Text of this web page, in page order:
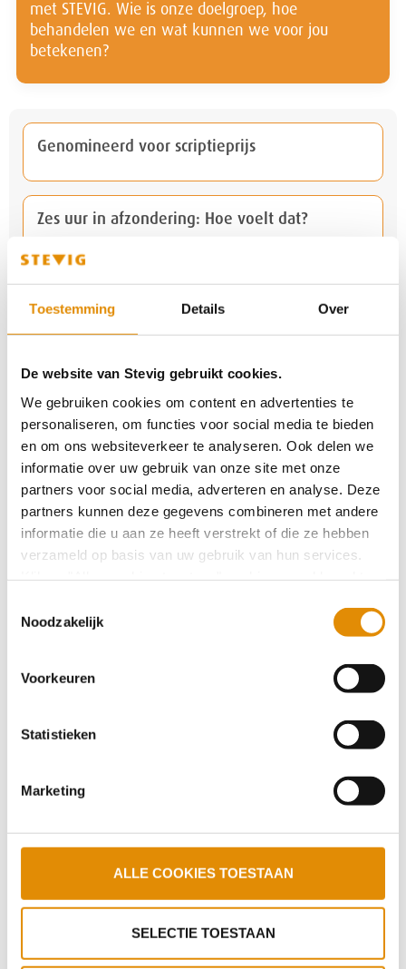
Toestemming Details Over
De website van Stevig gebruikt cookies.
We gebruiken cookies om content en advertenties te
personaliseren, om functies voor social media te bieden
en om ons websiteverkeer te analyseren. Ook delen we
informatie over uw gebruik van onze site met onze
partners voor social media, adverteren en analyse. Deze
partners kunnen deze gegevens combineren met andere
informatie die u aan ze heeft verstrekt of die ze hebben
verzameld op basis van uw gebruik van hun services.
Op onze privacypagina kunt u meer lezen over onze
cookies en via de cookie-instellingen button linksonder op
onze website kan je je toestemming op elk moment
wijzigen.
Noodzakelijk
Voorkeuren
Statistieken
Marketing
ALLE COOKIES TOESTAAN
SELECTIE TOESTAAN
Genomineerd voor scriptieprijs
Zes uur in afzondering: Hoe voelt dat?
Verlenging certificaat Keurmerkinstituut
door Laura: Niet zo feestige feestdagen
Sociaal netwerk is cruciaal in een behandeling
Symposium LVB, kijk terug
Werkzoekenden
Kleine brand locatie De Schakel Oostrum snel
onder controle
met STEVIG. Wie is onze doelgroep, hoe
behandelen we en wat kunnen we voor jou
betekenen?